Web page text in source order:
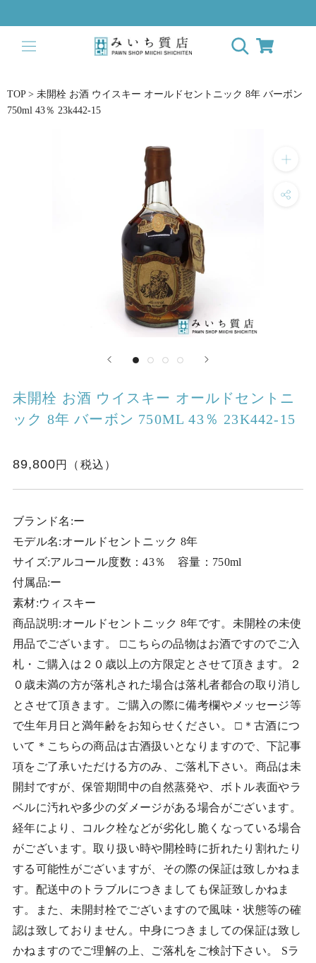
キ
て
コ
TOP > 未開栓 お酒 ウイスキー オールドセントニック 8年 バーボン
750ml 43％ 23k442-15
未開栓 お酒 ウイスキー オールドセントニ
ック 8年 バーボン 750ML 43％ 23K442-15
89,800
ブランド名:ー
モデル名:オールドセントニック 8年
サイズ:アルコール度数：43％ 容量：750ml
付属品:ー
素材:ウィスキー
商品説明:オールドセントニック 8年です。未開栓の未使
用品でございます。 □こちらの品物はお酒ですのでご入
札・ご購入は２０歳以上の方限定とさせて頂きます。２
０歳未満の方が落札された場合は落札者都合の取り消し
とさせて頂きます。ご購入の際に備考欄やメッセージ等
で生年月日と満年齢をお知らせください。 □＊古酒につ
いて＊こちらの商品は古酒扱いとなりますので、下記事
項をご了承いただける方のみ、ご落札下さい。商品は未
開封ですが、保管期間中の自然蒸発や、ボトル表面やラ
ベルに汚れや多少のダメージがある場合がございます。
経年により、コルク栓などが劣化し脆くなっている場合
がございます。取り扱い時や開栓時に折れたり割れたり
する可能性がございますが、その際の保証は致しかねま
す。配送中のトラブルにつきましても保証致しかねま
す。また、未開封栓でございますので風味・状態等の確
認は致しておりません。中身につきましての保証は致し
かねますのでご理解の上、ご落札をご検討下さい。 Sラ